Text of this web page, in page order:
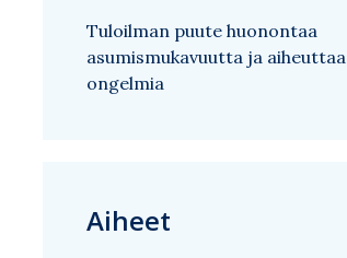
Tuloilman puute huonontaa
asumismukavuutta ja aiheuttaa
ongelmia
Aiheet